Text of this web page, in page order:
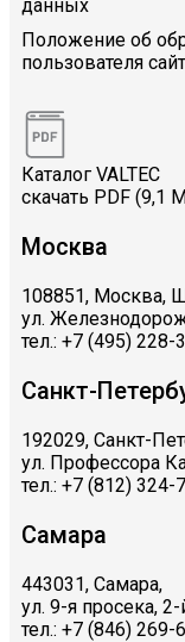
данных
Положение об
пользователя
Каталог VALTEC
скачать PDF (9,1
Москва
108851, Москва,
ул.
тел.: +7 (495) 228-
Санкт-
192029, Санкт-
ул. Профессора
тел.: +7 (812) 324-
Самара
443031, Самара,
ул. 9-я просека,
тел.: +7 (846) 269-